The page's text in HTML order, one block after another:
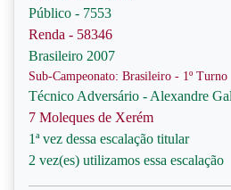
Público - 7553
Renda - 58346
Brasileiro 2007
Sub-Campeonato: Brasileiro - 1º Turno
Técnico Adversário - Alexandre
7 Moleques de Xerém
1ª vez dessa escalação titular
2 vez(es) utilizamos essa escalação